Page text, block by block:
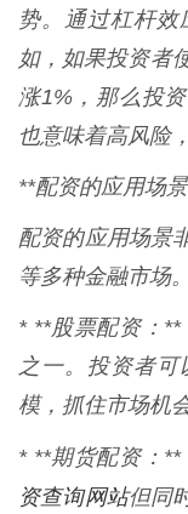
势。通过杠杆
如，如果投资者
涨1%，那么投
也意味着高风险
**配资的应用场
配资的应用场景
等多种金融市场。
* **股票配资：
之一。投资者
模，抓住市场机
* **期货配资：**
资查询网站但同